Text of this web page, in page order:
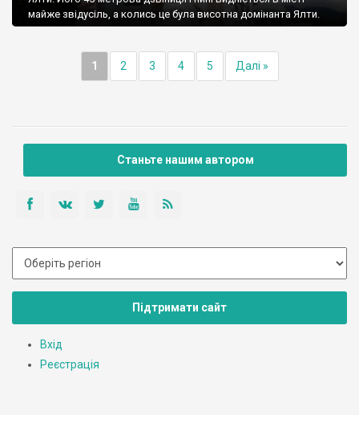
майже звідусіль, а колись це була висотна домінанта Ялти.
1 2 3 4 5 Далі »
Станьте нашим автором
Підтримати сайт
Вхід
Реєстрація